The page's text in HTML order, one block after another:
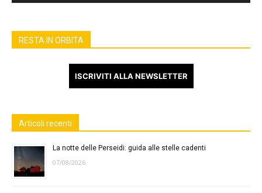
RESTA IN ORBITA
ISCRIVITI ALLA NEWSLETTER
Articoli recenti
La notte delle Perseidi: guida alle stelle cadenti
07/08/2026